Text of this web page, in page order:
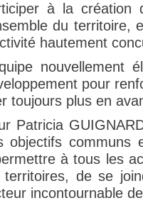
à la création
du
hautement
pour
toujours plus en
Patricia
objectifs communs
à tous les
territoires, de se
incontournable